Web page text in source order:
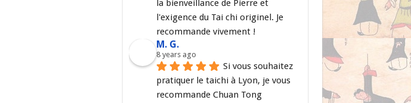
la bienveillance de Pierre et
l'exigence du Tai chi originel. Je
recommande vivement !
M. G.
8 years ago
Si vous souhaitez
pratiquer le taichi à Lyon, je vous
recommande Chuan Tong